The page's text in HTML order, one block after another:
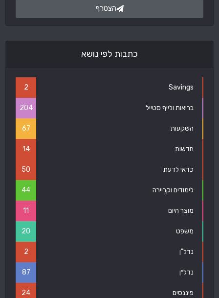
הצטרף
כתבות לפי נושא
Savings
2
בריאות ולייף סטייל 204
השקעות 67
חדשות 14
כדאי לדעת 50
לימודים וקריירה 44
מוצר היום 11
משפט 20
נדל"ן 2
נדל״ן 87
פיננסים 24